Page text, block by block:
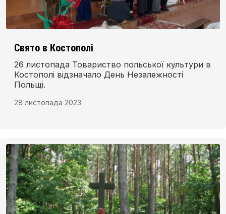
Свято в Костополі
26 листопада Товариство польської культури в
Костополі відзначало День Незалежності
Польщі.
28 листопада 2023